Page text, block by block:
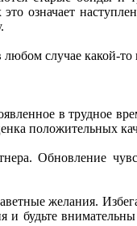
означает
любом случае какой-
в
положительных
Обновление
желания.
будьте